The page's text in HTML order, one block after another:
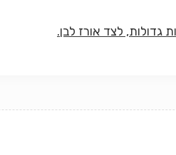
גדולות, לצד אורז לבן.